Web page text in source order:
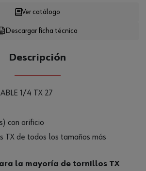
Loading...
Descargar ficha técnica
Ver catálogo
Descripción
1/4 TX 27
con orificio
TX de todos los tamaños más
la mayoría de tornillos TX